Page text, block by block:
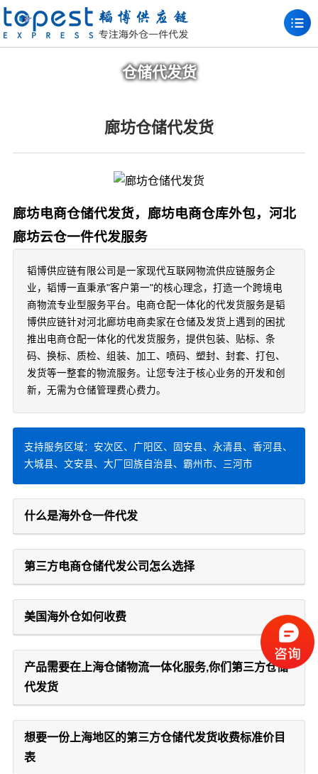
仓储代发货
廊坊仓储代发货
廊坊电商仓储代发货，廊坊电商仓库外包，河北
廊坊云仓一件代发服务
韬博供应链有限公司是一家现代互联网物流供应链服务企
业，韬博一直秉承"客户第一"的核心理念，打造一个跨境电
商物流专业型服务平台。电商仓配一体化的代发货服务是韬
博供应链针对河北廊坊电商卖家在仓储及发货上遇到的困扰
推出电商仓配一体化的代发货服务，提供包装、贴标、条
码、换标、质检、组装、加工、喷码、塑封、封套、打包、
发货等一整套的物流服务。让您专注于核心业务的开发和创
新，无需为仓储管理费心费力。
支持服务区域：安次区、广阳区、固安县、永清县、香河县、
大城县、文安县、大厂回族自治县、霸州市、三河市
什么是海外仓一件代发
第三方电商仓储代发公司怎么选择
美国海外仓如何收费
产品需要在上海仓储物流一体化服务,你们第三方仓储
代发货
想要一份上海地区的第三方仓储代发货收费标准价目
表